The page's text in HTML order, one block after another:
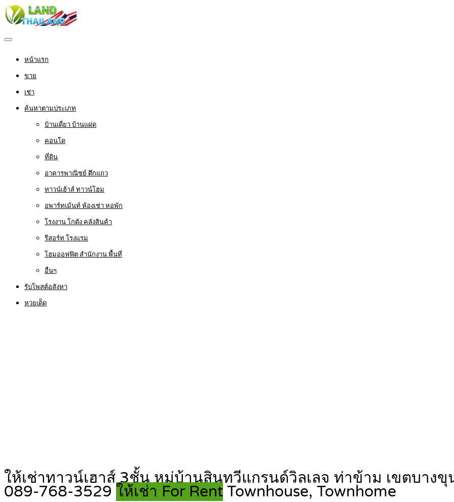
หน้าแรก
ขาย
เช่า
ค้นหาตามประเภท
บ้านเดี่ยว บ้านแฝด
คอนโด
ที่ดิน
อาคารพาณิชย์ ตึกแถว
ทาวน์เฮ้าส์ ทาวน์โฮม
อพาร์ทเม้นท์ ห้องเช่า หอพัก
โรงงาน โกดัง คลังสินค้า
รีสอร์ท โรงแรม
โฮมออฟฟิต สำนักงาน พื้นที่
อื่นๆ
รับโพสต์อสังหา
หวยเด็ด
ให้เช่าทาวน์เฮาส์ 3ชั้น หมู่บ้านสินทวีแกรนด์วิลเลจ ท่าข้าม เขตบางขุ
089-768-3529 ให้เช่า For Rent Townhouse, Townhome